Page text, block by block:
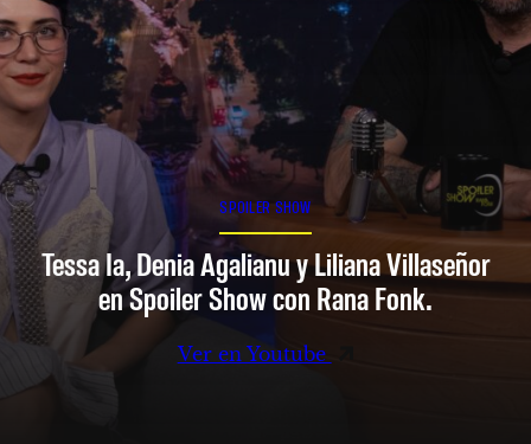
SPOILER SHOW
Tessa Ia, Denia Agalianu y Liliana Villaseñor
en Spoiler Show con Rana Fonk.
Ver en Youtube